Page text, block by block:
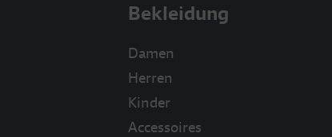
Bekleidung
Damen
Herren
Kinder
Accessoires